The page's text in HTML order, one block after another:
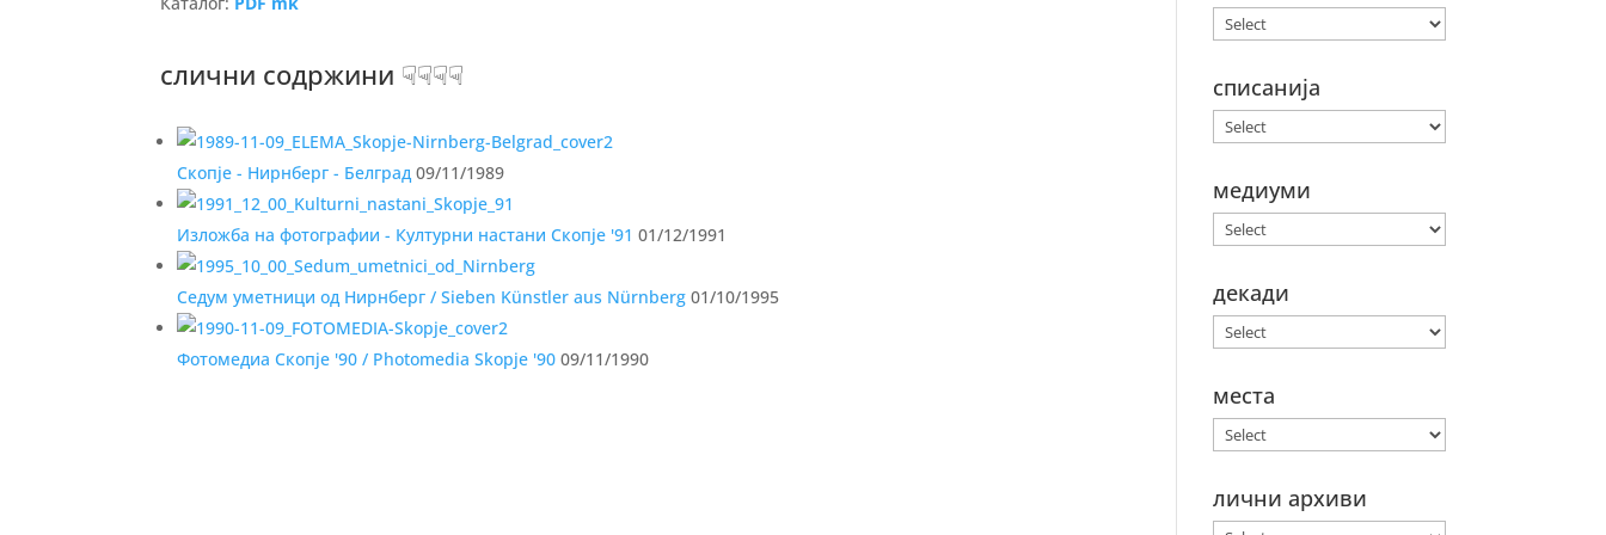
слични содржини ☟☟☟☟
Скопје - Нирнберг - Белград 09/11/1989
Изложба на фотографии - Културни настани Скопје '91 01/12/1991
Седум уметници од Нирнберг / Sieben Künstler aus Nürnberg 01/10/1995
Фотомедиа Скопје '90 / Photomedia Skopje '90 09/11/1990
списанија
медиуми
декади
места
лични архиви